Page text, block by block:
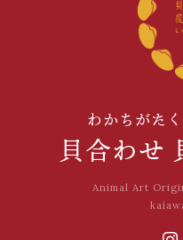
わかちがた
貝合わせ
Animal Art